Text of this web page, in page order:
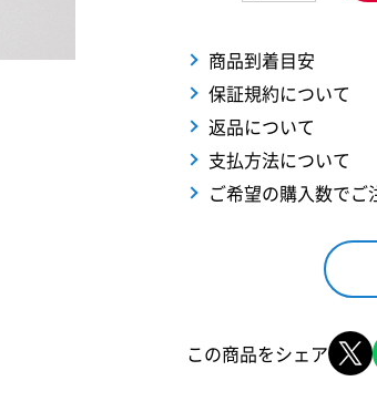
商品到着目安
保証規約について
返品について
支払方法について
ご希望の購入数で
この商品をシェア